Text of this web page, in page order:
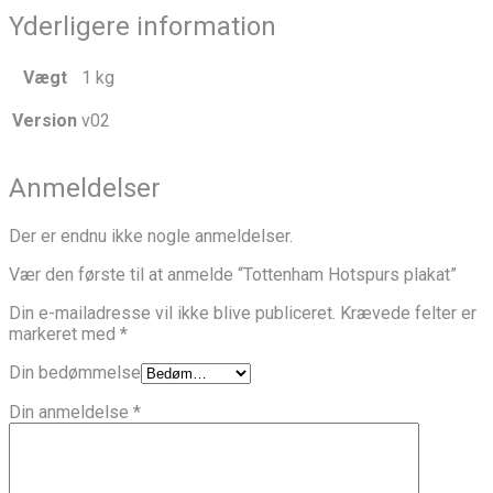
Yderligere information
Vægt 1 kg
Version v02
Anmeldelser
Der er endnu ikke nogle anmeldelser.
Vær den første til at anmelde “Tottenham Hotspurs plakat”
Din e-mailadresse vil ikke blive publiceret. Krævede felter er
markeret med *
Din bedømmelse
Din anmeldelse *